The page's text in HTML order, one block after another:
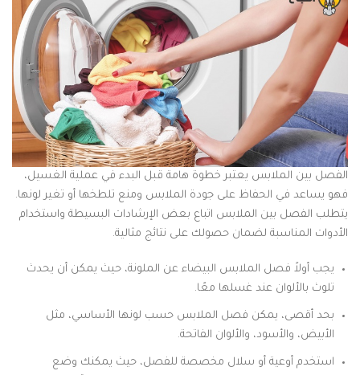
الفصل بين الملابس يعتبر خطوة هامة قبل البدء في عملية الغسيل،
فهو يساعد في الحفاظ على جودة الملابس ومنع تلطخها أو تغير لونها.
يتطلب الفصل بين الملابس اتباع بعض الإرشادات البسيطة واستخدام
الأدوات المناسبة لضمان حصولك على نتائج مثالية.
يجب أولاً فصل الملابس البيضاء عن الملونة، حيث يمكن أن يحدث
تلوث بالألوان عند غسلها معًا.
بحد أقصى، يمكن فصل الملابس حسب لونها الأساسي، مثل
الأبيض، والأسود، والألوان الفاتحة.
استخدم أوعية أو سلال مخصصة للفصل، حيث يمكنك وضع